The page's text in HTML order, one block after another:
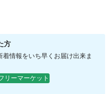
方
情報をいち早くお届け出来ま
リーマーケット